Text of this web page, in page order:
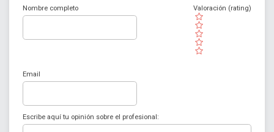
Nombre completo
( )
( )
( )
( )
( )
Valoración (rating)
Email
Escribe aquí tu opinión sobre el profesional: